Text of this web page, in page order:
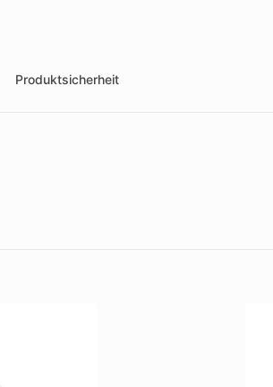
Produktsicherheit